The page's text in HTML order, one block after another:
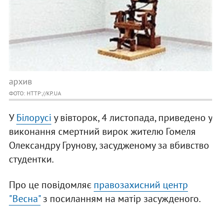
архив
ФОТО: HTTP://KP.UA
УБілорусі у вівторок, 4 листопада, приведено у
виконання смертний вирок жителю Гомеля
Олександру Грунову, засудженому за вбивство
студентки.
Про це повідомляє правозахисний центр
"Весна"з посиланням на матір засужденого.